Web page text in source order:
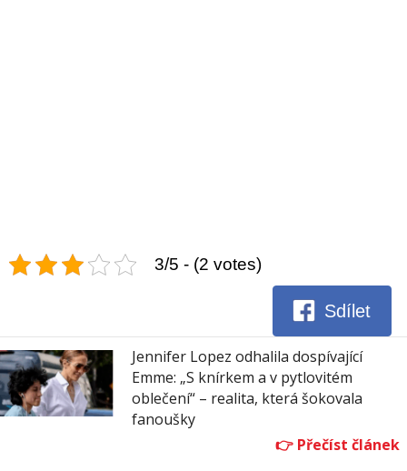
3/5 - (2 votes)
Sdílet
Jennifer Lopez odhalila dospívající
Emme: „S knírkem a v pytlovitém
oblečení“ – realita, která šokovala
fanoušky